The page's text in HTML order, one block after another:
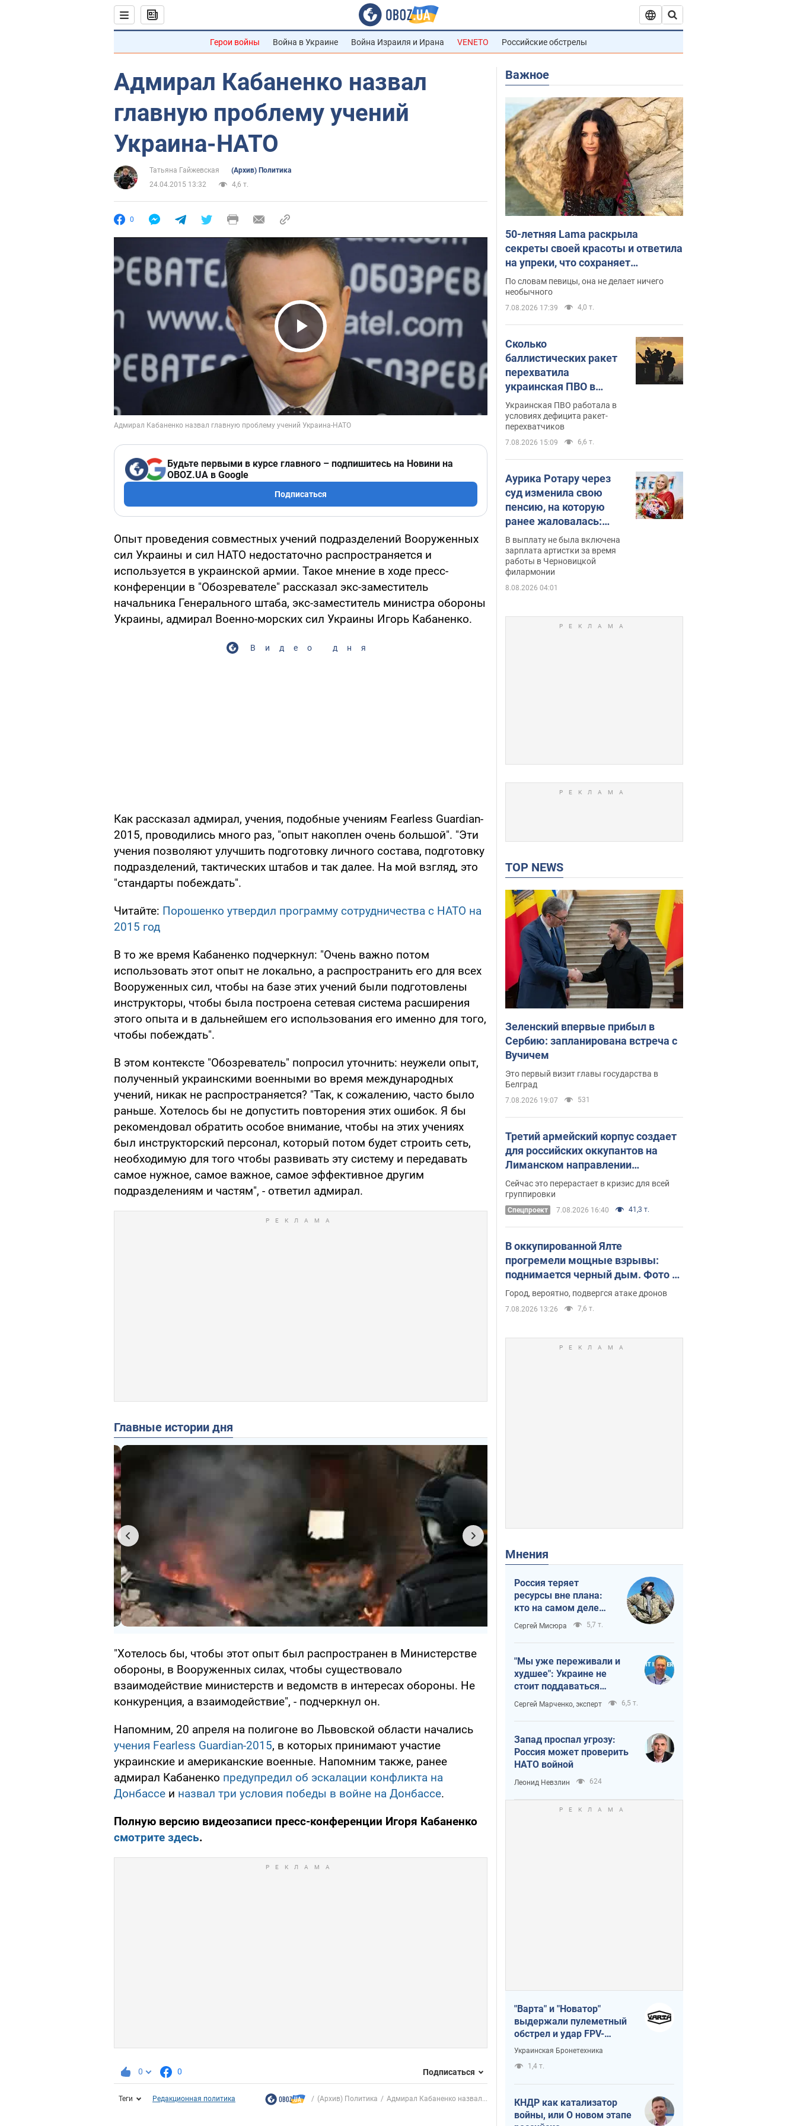
Герои войны Война в Украине Война Израиля и Ирана VENETO Российские обстрелы
Адмирал Кабаненко назвал
главную проблему учений
Украина-НАТО
Татьяна Гайжевская
(Архив) Политика
24.04.2015 13:32
4,6 т.
0
Play Video
Будьте первыми в курсе главного – подпишитесь на Новини на
OBOZ.UA в Google
Подписаться
Опыт проведения совместных учений подразделений Вооруженных
сил Украины и сил НАТО недостаточно распространяется и
используется в украинской армии. Такое мнение в ходе пресс-
конференции в "Обозревателе" рассказал экс-заместитель
начальника Генерального штаба, экс-заместитель министра обороны
Украины, адмирал Военно-морских сил Украины Игорь Кабаненко.
Видео дня
Как рассказал адмирал, учения, подобные учениям Fearless Guardian-
2015, проводились много раз, "опыт накоплен очень большой". "Эти
учения позволяют улучшить подготовку личного состава, подготовку
подразделений, тактических штабов и так далее. На мой взгляд, это
"стандарты побеждать".
Читайте: Порошенко утвердил программу сотрудничества с НАТО на
2015 год
В то же время Кабаненко подчеркнул: "Очень важно потом
использовать этот опыт не локально, а распространить его для всех
Вооруженных сил, чтобы на базе этих учений были подготовлены
инструкторы, чтобы была построена сетевая система расширения
этого опыта и в дальнейшем его использования его именно для того,
чтобы побеждать".
В этом контексте "Обозреватель" попросил уточнить: неужели опыт,
полученный украинскими военными во время международных
учений, никак не распространяется? "Так, к сожалению, часто было
раньше. Хотелось бы не допустить повторения этих ошибок. Я бы
рекомендовал обратить особое внимание, чтобы на этих учениях
был инструкторский персонал, который потом будет строить сеть,
необходимую для того чтобы развивать эту систему и передавать
самое нужное, самое важное, самое эффективное другим
подразделениям и частям", - ответил адмирал.
Главные истории дня
"Хотелось бы, чтобы этот опыт был распространен в Министерстве
обороны, в Вооруженных силах, чтобы существовало
взаимодействие министерств и ведомств в интересах обороны. Не
конкуренция, а взаимодействие", - подчеркнул он.
Напомним, 20 апреля на полигоне во Львовской области начались
учения Fearless Guardian-2015, в которых принимают участие
украинские и американские военные. Напомним также, ранее
адмирал Кабаненко предупредил об эскалации конфликта на
Донбассе и назвал три условия победы в войне на Донбассе.
Полную версию видеозаписи пресс-конференции Игоря Кабаненко
смотрите здесь.
0 0 Подписаться
Теги Редакционная политика (Архив) Политика Адмирал Кабаненко назвал...
Важное
50-летняя Lama раскрыла
секреты своей красоты и ответила
на упреки, что сохраняет
молодость, ведь у нее нет детей
По словам певицы, она не делает ничего
необычного
7.08.2026 17:39 4,0 т.
Сколько
баллистических ракет
перехватила
украинская ПВО в
июле: в Минобороны
назвали цифру
Украинская ПВО работала в
условиях дефицита ракет-
перехватчиков
7.08.2026 15:09 6,6 т.
Аурика Ротару через
суд изменила свою
пенсию, на которую
ранее жаловалась:
сколько получала
певица
В выплату не была включена
зарплата артистки за время
работы в Черновицкой
филармонии
8.08.2026 04:01
TOP NEWS
Зеленский впервые прибыл в
Сербию: запланирована встреча с
Вучичем
Это первый визит главы государства в
Белград
7.08.2026 19:07 531
Третий армейский корпус создает
для российских оккупантов на
Лиманском направлении
критический дискомфорт: как это
удалось
Сейчас это перерастает в кризис для всей
группировки
Спецпроект 7.08.2026 16:40 41,3 т.
В оккупированной Ялте
прогремели мощные взрывы:
поднимается черный дым. Фото и
видео
Город, вероятно, подвергся атаке дронов
7.08.2026 13:26 7,6 т.
Мнения
Россия теряет
ресурсы вне плана:
кто на самом деле
диктует темп войны
Сергей Мисюра 5,7 т.
"Мы уже переживали и
худшее": Украине не
стоит поддаваться
отчаянию из-за
ракетного террора
Сергей Марченко, эксперт 6,5 т.
Запад проспал угрозу:
Россия может проверить
НАТО войной
Леонид Невзлин 624
"Варта" и "Новатор"
выдержали пулеметный
обстрел и удар FPV-
дрона, сохранив жизнь
Украинская Бронетехника
1,4 т.
КНДР как катализатор
войны, или О новом этапе